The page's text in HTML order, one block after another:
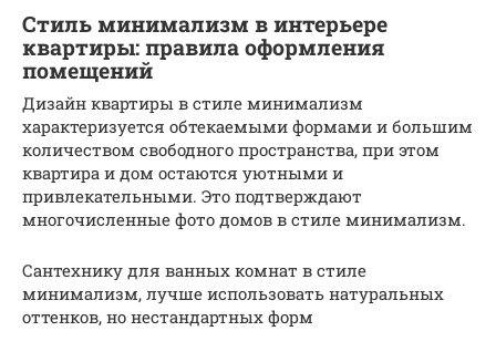
Стиль минимализм в интерьере
квартиры: правила оформления
помещений
Дизайн квартиры в стиле минимализм
характеризуется обтекаемыми формами и большим
количеством свободного пространства, при этом
квартира и дом остаются уютными и
привлекательными. Это подтверждают
многочисленные фото домов в стиле минимализм.
Сантехнику для ванных комнат в стиле
минимализм, лучше использовать натуральных
оттенков, но нестандартных форм